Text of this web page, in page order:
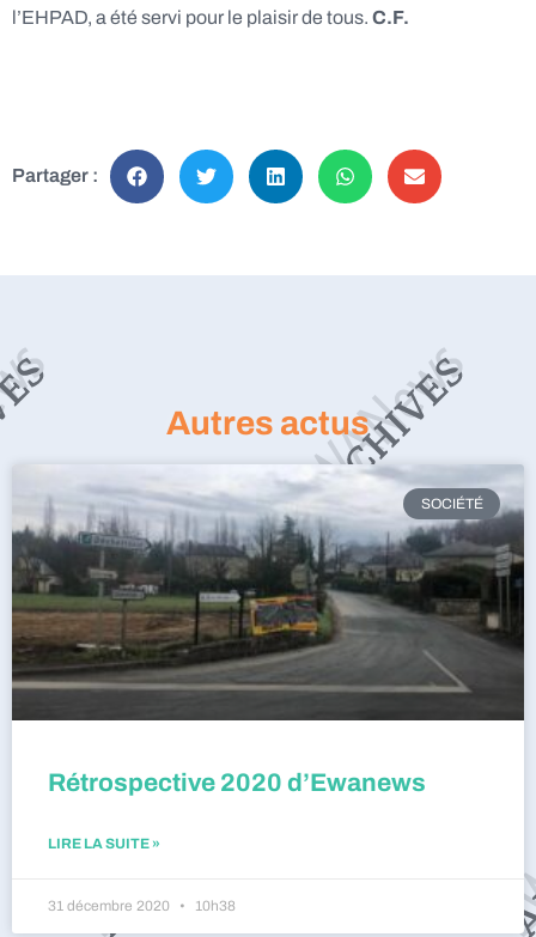
l’EHPAD, a été servi pour le plaisir de tous. C.F.
Partager :
Autres actus
SOCIÉTÉ
Rétrospective 2020 d’Ewanews
LIRE LA SUITE »
31 décembre 2020 10h38